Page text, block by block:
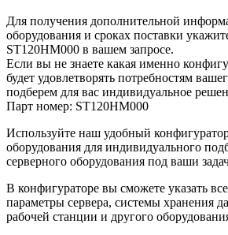
Для получения дополнительной
оборудования и сроках поставки
ST120HM000 в вашем запросе.
Если вы не знаете какая именно
будет удовлетворять потребностям
подберем для вас индивидуальное
Парт номер: ST120HM000
Используйте наш удобный
оборудования для индивидуального
серверного оборудования под ваши
В конфигураторе вы сможете указать
параметры сервера, системы хранения
рабочей станции и другого